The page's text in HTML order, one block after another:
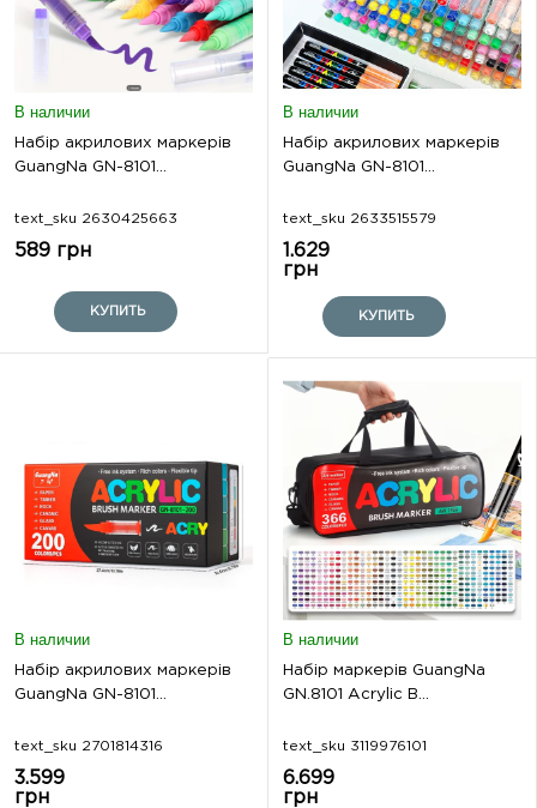
В наличии
Набір акрилових маркерів
GuangNa GN-8101...
text_sku 2630425663
589 грн
КУПИТЬ
В наличии
Набір акрилових маркерів
GuangNa GN-8101...
text_sku 2633515579
1.629
грн
КУПИТЬ
В наличии
Набір акрилових маркерів
GuangNa GN-8101...
text_sku 2701814316
3.599
грн
В наличии
Набір маркерів GuangNa
GN.8101 Acrylic B...
text_sku 3119976101
6.699
грн